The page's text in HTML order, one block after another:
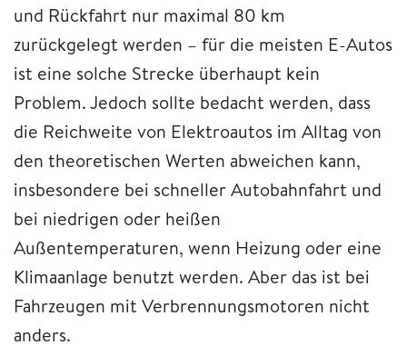
und Rückfahrt nur maximal 80 km
zurückgelegt werden – für die meisten E-Autos
ist eine solche Strecke überhaupt kein
Problem. Jedoch sollte bedacht werden, dass
die Reichweite von Elektroautos im Alltag von
den theoretischen Werten abweichen kann,
insbesondere bei schneller Autobahnfahrt und
bei niedrigen oder heißen
Außentemperaturen, wenn Heizung oder eine
Klimaanlage benutzt werden. Aber das ist bei
Fahrzeugen mit Verbrennungsmotoren nicht
anders.